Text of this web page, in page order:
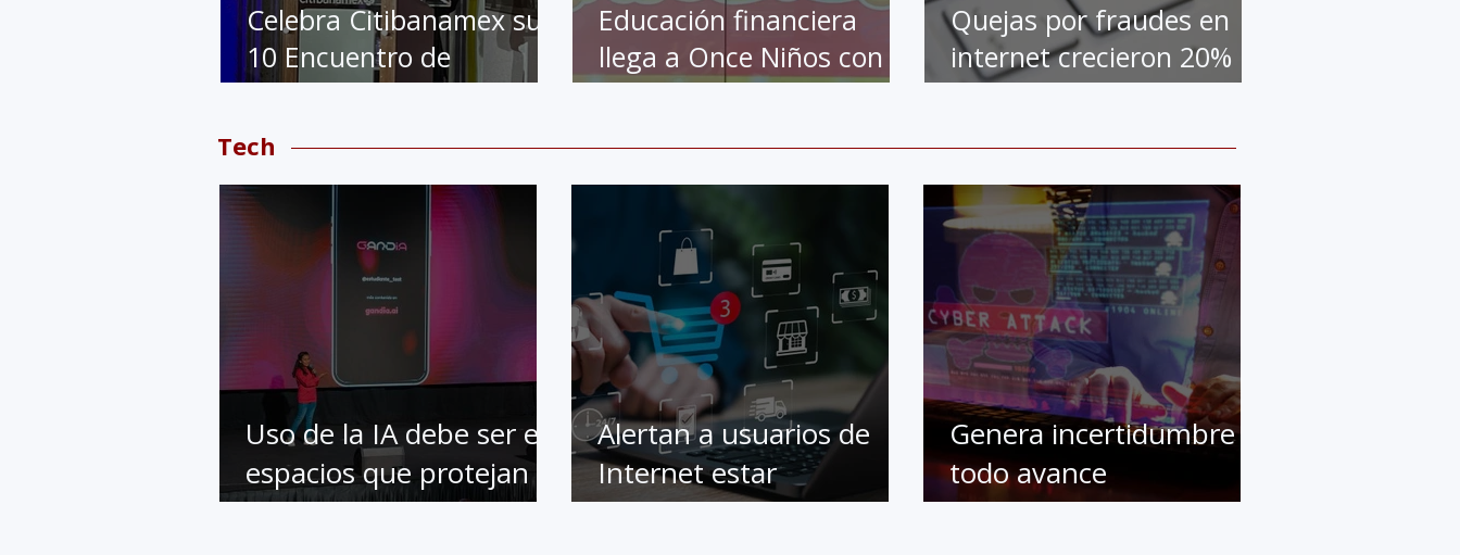
Celebra Citibanamex su
10 Encuentro de
Educación Financiera
Educación financiera
llega a Once Niños con al
apoyo de BBVA
Quejas por fraudes en
internet crecieron 20%
en la pandemia
Tech
Uso de la IA debe ser en
espacios que protejan la
seguridad de menores
Alertan a usuarios de
Internet estar
prevenidos por compras
Genera incertidumbre
todo avance
tecnológico, la IA no es